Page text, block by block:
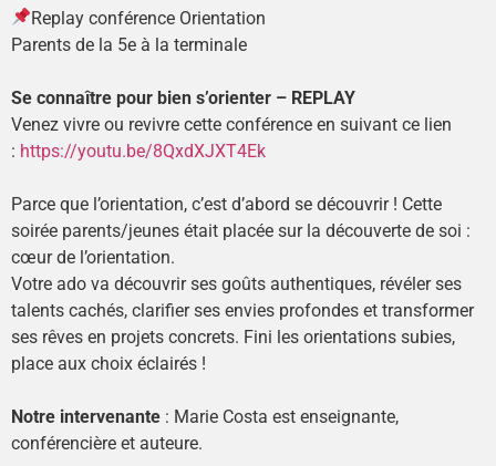
Replay conférence Orientation
Parents de la 5e à la terminale
Se connaître pour bien s’orienter – REPLAY
Venez vivre ou revivre cette conférence en suivant ce lien
: https://youtu.be/8QxdXJXT4Ek
Parce que l’orientation, c’est d’abord se découvrir ! Cette
soirée parents/jeunes était placée sur la découverte de soi :
cœur de l’orientation.
Votre ado va découvrir ses goûts authentiques, révéler ses
talents cachés, clarifier ses envies profondes et transformer
ses rêves en projets concrets. Fini les orientations subies,
place aux choix éclairés !
Notre intervenante : Marie Costa est enseignante,
conférencière et auteure.